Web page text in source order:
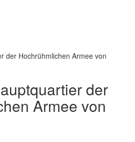
der
Armee von